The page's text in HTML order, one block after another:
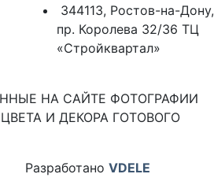
344113, Ростов-на-Дону,
пр. Королева 32/36 ТЦ
«Стройквартал»
НА САЙТЕ ФОТОГРАФИИ
И ДЕКОРА ГОТОВОГО
Разработано VDELE